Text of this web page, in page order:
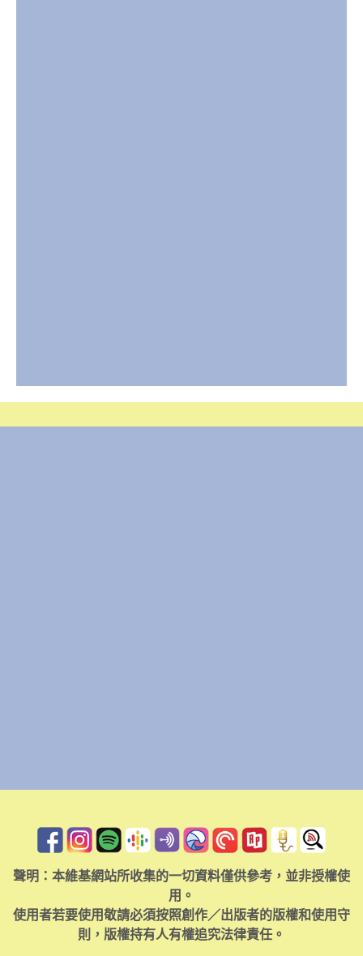
聲明：本維基網站所收集的一切資料僅供參考，並非授權使
用。
使用者若要使用敬請必須按照創作／出版者的版權和使用守
則，版權持有人有權追究法律責任。